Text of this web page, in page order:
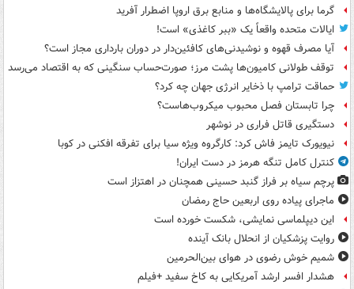
گرما برای پالایشگاه‌ها و منابع برق اروپا اضطرار آفرید
ایالات متحده واقعاً یک «ببر کاغذی» است!
آیا مصرف قهوه و نوشیدنی‌های کافئین‌دار در دوران بارداری مجاز است؟
توقف طولانی کامیون‌ها پشت مرز؛ صورت‌حساب سنگینی که به اقتصاد می‌رسد
حماقت ترامپ با ذخایر انرژی جهان چه کرد؟
چرا تابستان فصل محبوب میکروب‌هاست؟
دستگیری قاتل فراری در نوشهر
نیویورک تایمز فاش کرد: کارگروه ویژه سیا برای تفرقه افکنی در کوبا
کنترل کامل تنگه هرمز در دست ایران!
پرچم سیاه بر فراز گنبد حسینی همچنان در اهتزاز است
ماجرای پیاده روی اربعین حاج رمضان
این دیپلماسی نمایشی، شکست خورده است
روایت پزشکیان از انحلال بانک آینده
شمیم خوش رضوی در هوای بین‌الحرمین
هشدار افسر ارشد آمریکایی به کاخ سفید +فیلم